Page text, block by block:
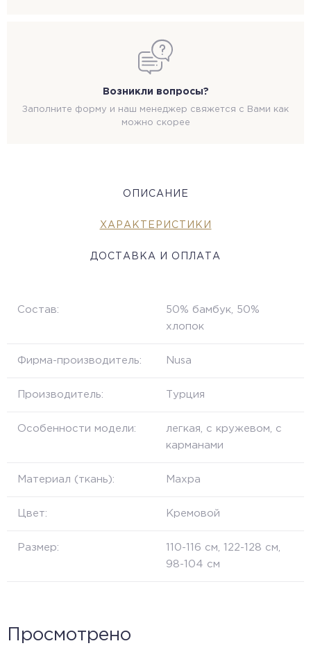
Возникли вопросы?
Заполните форму и наш менеджер свяжется с Вами как
можно скорее
ОПИСАНИЕ
ХАРАКТЕРИСТИКИ
ДОСТАВКА И ОПЛАТА
Состав:
50% бамбук, 50%
хлопок
Фирма-производитель: Nusa
Производитель: Турция
Особенности модели:
легкая, с кружевом, с
карманами
Материал (ткань): Махра
Цвет: Кремовой
Размер:
110-116 см, 122-128 см,
98-104 см
Просмотрено